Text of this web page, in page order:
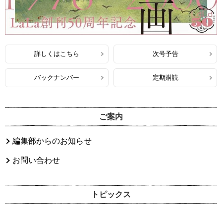
詳しくはこちら 次号予告
バックナンバー 定期購読
ご案内
編集部からのお知らせ
お問い合わせ
トピックス